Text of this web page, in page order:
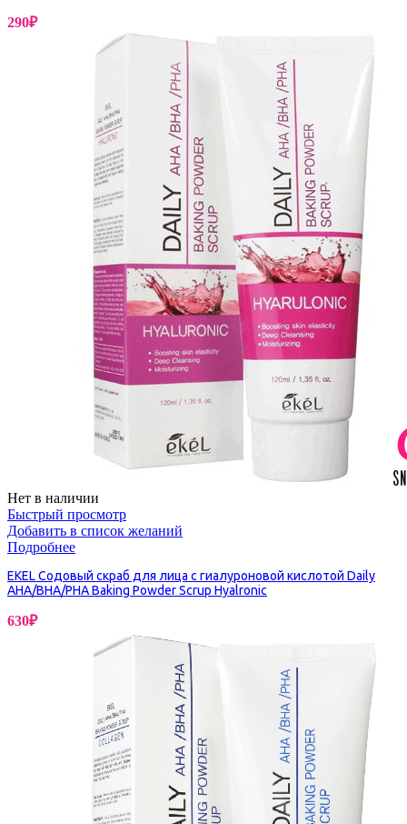
290₽
Нет в наличии
Быстрый просмотр
Добавить в список желаний
Подробнее
EKEL Содовый скраб для лица с гиалуроновой кислотой Daily
AHA/BHA/PHA Baking Powder Scrup Hyalronic
630₽